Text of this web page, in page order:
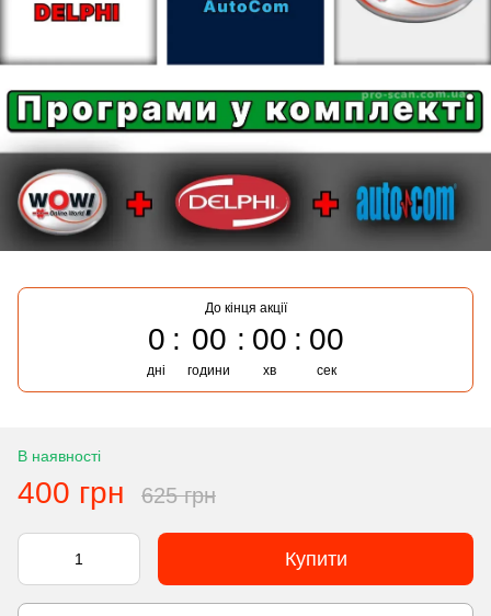
До кінця акції
0
дні
00
години
00
хв
00
сек
В наявності
400 грн 625 грн
Купити